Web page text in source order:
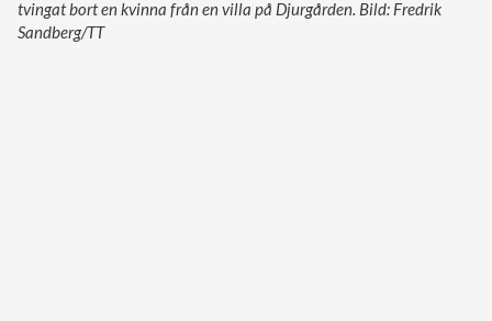
tvingat bort en kvinna från en villa på Djurgården. Bild: Fredrik
Sandberg/TT